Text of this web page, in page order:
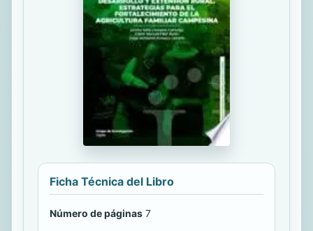
Ficha Técnica del Libro
Número de páginas 7